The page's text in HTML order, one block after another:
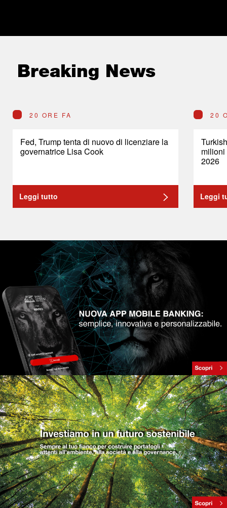
Breaking News
20 ORE FA
Fed, Trump tenta di nuovo di licenziare la
governatrice Lisa Cook
Leggi tutto
20
2026
Leggi